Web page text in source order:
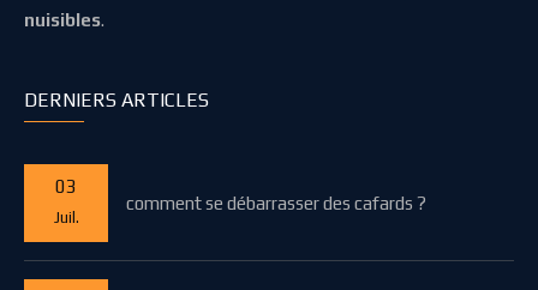
nuisibles.
DERNIERS ARTICLES
03
Juil.
comment se débarrasser des cafards ?